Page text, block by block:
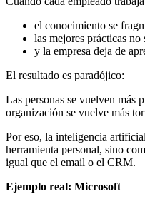
el conocimiento se
las mejores prácticas no
y la empresa deja de
El resultado es paradójico:
Las personas se vuelven más
organización se vuelve más
Por eso, la inteligencia
herramienta personal, sino
igual que el email o el CRM.
Ejemplo real: Microsoft